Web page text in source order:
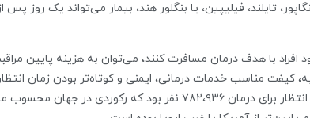
تایلند، فیلیپین، یا بنگلور هند، بیمار می‌تواند یک روز پس
افراد با هدف درمان مسافرت کنند، می‌توان به هزینه‌ پایین
مناسب خدمات درمانی، ایمنی و کوتاه‌تر بودن زمان انتظار
در سال ۲۰۰۵ تعداد افراد در حال انتظار برای درمان ۷۸۲،۹۳۶ نفر